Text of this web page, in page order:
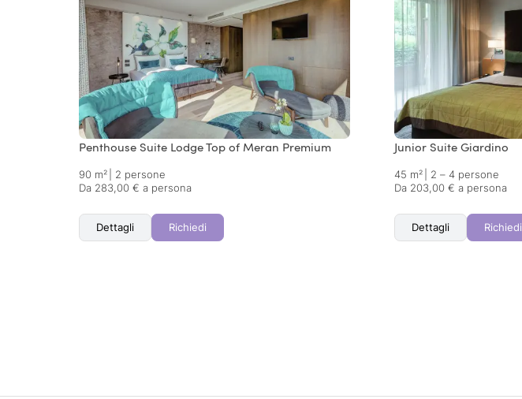
Penthouse Suite Lodge Top of Meran Premium
90 m²
2 persone
Da 283,00 € a persona
Dettagli Richiedi
Junior Suite Giardino
45 m²
2 – 4 persone
Da 203,00 € a persona
Dettagli Richiedi